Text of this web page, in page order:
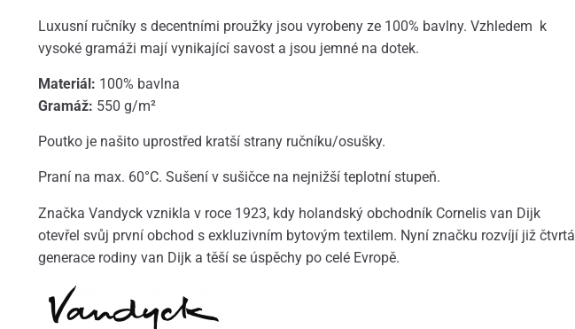
Luxusní ručníky s decentními proužky jsou vyrobeny ze 100% bavlny. Vzhledem k
vysoké gramáži mají vynikající savost a jsou jemné na dotek.
Materiál: 100% bavlna
Gramáž: 550 g/m²
Poutko je našito uprostřed kratší strany ručníku/osušky.
Praní na max. 60°C. Sušení v sušičce na nejnižší teplotní stupeň.
Značka Vandyck vznikla v roce 1923, kdy holandský obchodník Cornelis van Dijk
otevřel svůj první obchod s exkluzivním bytovým textilem. Nyní značku rozvíjí již čtvrtá
generace rodiny van Dijk a těší se úspěchy po celé Evropě.